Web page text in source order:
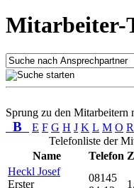
Mitarbeiter-
Sprung zu den Mitarbeitern
B E F G H J K L M O R
Telefonliste der
Name
Telefon
Heckl Josef
Erster
08145